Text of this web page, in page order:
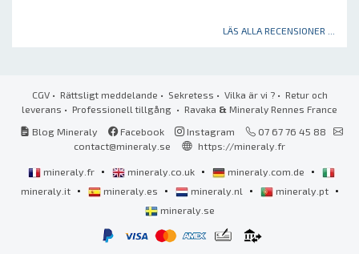
LÄS ALLA RECENSIONER ...
CGV• Rättsligt meddelande • Sekretess • Vilka är vi ?• Retur och
leverans • Professionell tillgång • Ravaka & Mineraly Rennes France
Blog Mineraly
Facebook Instagram
07 67 76 45 88
contact@mineraly.se
https://mineraly.fr
mineraly.fr • mineraly.co.uk • mineraly.com.de •
mineraly.it • mineraly.es • mineraly.nl • mineraly.pt •
mineraly.se